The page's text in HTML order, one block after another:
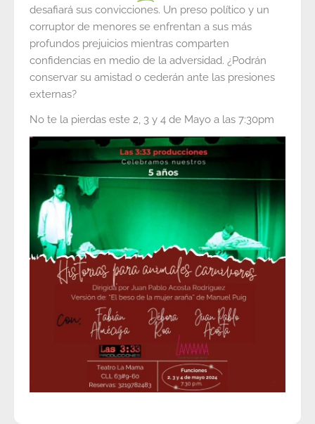
desafiará sus convicciones. Un preso político y un
corruptor de menores se enfrentan a sus más
profundos prejuicios mientras comparten
confidencias en medio de la adversidad. ¿Podrán
conservar su amistad o cederán ante las presiones
externas?
No te la pierdas este 2, 3 y 4 de Mayo a las 7:30pm